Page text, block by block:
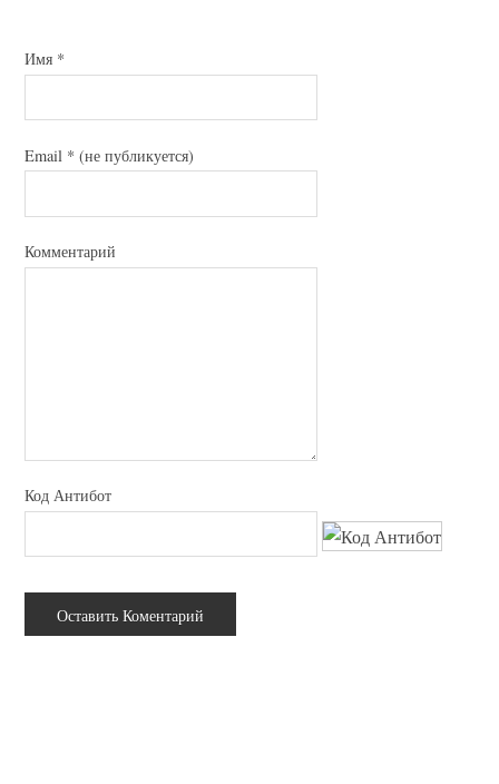
Имя *
Email * (не публикуется)
Комментарий
Код Антибот